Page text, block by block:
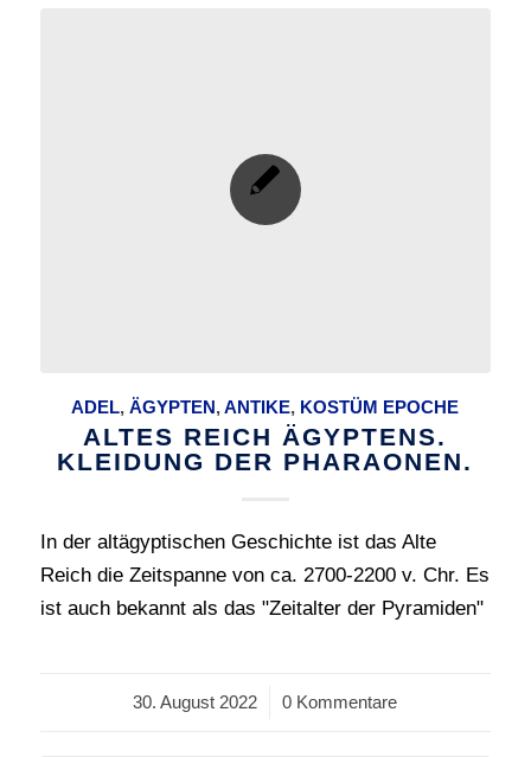
ADEL,ÄGYPTEN,ANTIKE, KOSTÜM EPOCHE
ALTES REICH ÄGYPTENS.
KLEIDUNG DER PHARAONEN.
In der altägyptischen Geschichte ist das Alte
Reich die Zeitspanne von ca. 2700-2200 v. Chr. Es
ist auch bekannt als das "Zeitalter der Pyramiden"
30. August 2022
/ 0 Kommentare